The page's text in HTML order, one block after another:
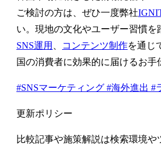
ご検討の方は、ぜひ一度弊社
い。現地の文化やユーザー習慣を
SNS運用
コンテンツ制作を通じ
国の消費者に効果的に届けるお手
#SNSマーケティング #海外進出 #
更新ポリシー
比較記事や施策解説は検索環境や